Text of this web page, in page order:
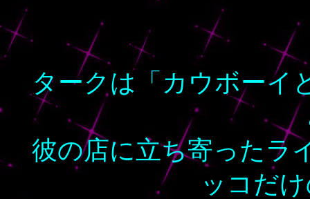
タークは「カウボーイ
彼の店に立ち寄ったラ
ッコだ